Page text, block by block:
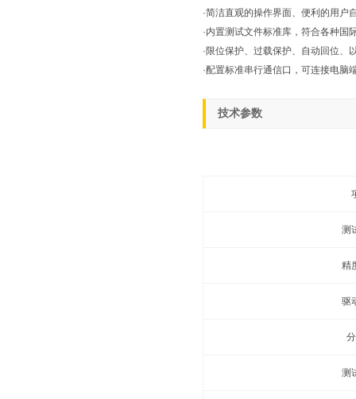
·简洁直观的操作界面、便利的用户
·内置测试文件标准库，符合各种国
·限位保护、过载保护、自动回位、
·配置标准串行通信口，可连接电脑
技术参数
测
精
驱
测